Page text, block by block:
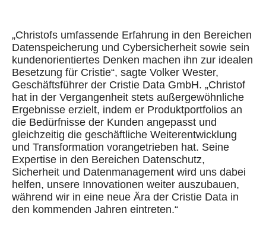
„Christofs umfassende Erfahrung in den Bereichen
Datenspeicherung und Cybersicherheit sowie sein
kundenorientiertes Denken machen ihn zur idealen
Besetzung für Cristie“, sagte Volker Wester,
Geschäftsführer der Cristie Data GmbH. „Christof
hat in der Vergangenheit stets außergewöhnliche
Ergebnisse erzielt, indem er Produktportfolios an
die Bedürfnisse der Kunden angepasst und
gleichzeitig die geschäftliche Weiterentwicklung
und Transformation vorangetrieben hat. Seine
Expertise in den Bereichen Datenschutz,
Sicherheit und Datenmanagement wird uns dabei
helfen, unsere Innovationen weiter auszubauen,
während wir in eine neue Ära der Cristie Data in
den kommenden Jahren eintreten.“